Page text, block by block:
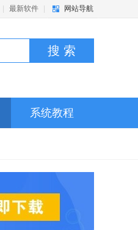
最新软件 网站导航
搜 索
系统教程